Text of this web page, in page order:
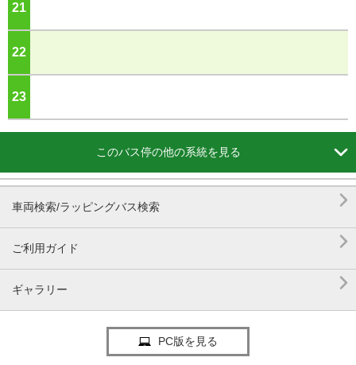
21
22
23
このバス停の他の系統を見る 
車両検索/ラッピングバス検索 
ご利用ガイド 
ギャラリー 
PC版を見る